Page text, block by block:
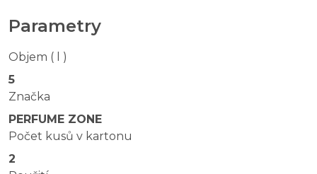
Parametry
Objem ( l )
5
Značka
PERFUME ZONE
Počet kusů v kartonu
2